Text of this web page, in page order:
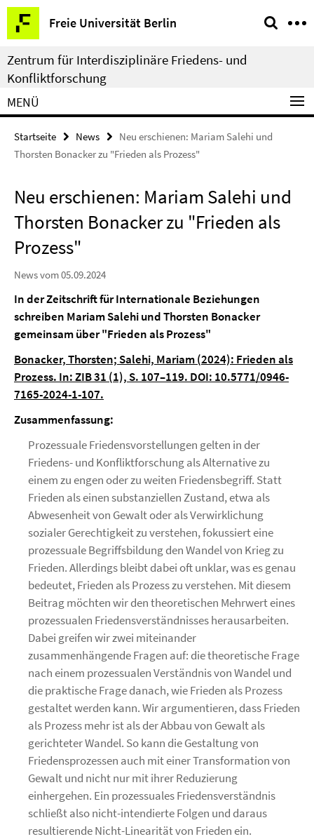
Springe
direkt
zu
Inhalt
Freie Universität Berlin
Service-
Navigation
Zentrum für Interdisziplinäre Friedens- und
Konfliktforschung
MENÜ
Startseite News
Neu erschienen: Mariam Salehi und
Thorsten Bonacker zu "Frieden als Prozess"
Neu erschienen: Mariam Salehi und
Thorsten Bonacker zu "Frieden als
Prozess"
News vom 05.09.2024
In der Zeitschrift für Internationale Beziehungen
schreiben Mariam Salehi und Thorsten Bonacker
gemeinsam über "Frieden als Prozess"
Bonacker, Thorsten; Salehi, Mariam (2024): Frieden als
Prozess. In: ZIB 31 (1), S. 107–119. DOI: 10.5771/0946-
7165-2024-1-107.
Zusammenfassung:
Prozessuale Friedensvorstellungen gelten in der
Friedens- und Konfliktforschung als Alternative zu
einem zu engen oder zu weiten Friedensbegriff. Statt
Frieden als einen substanziellen Zustand, etwa als
Abwesenheit von Gewalt oder als Verwirklichung
sozialer Gerechtigkeit zu verstehen, fokussiert eine
prozessuale Begriffsbildung den Wandel von Krieg zu
Frieden. Allerdings bleibt dabei oft unklar, was es genau
bedeutet, Frieden als Prozess zu verstehen. Mit diesem
Beitrag möchten wir den theoretischen Mehrwert eines
prozessualen Friedensverständnisses herausarbeiten.
Dabei greifen wir zwei miteinander
zusammenhängende Fragen auf: die theoretische Frage
nach einem prozessualen Verständnis von Wandel und
die praktische Frage danach, wie Frieden als Prozess
gestaltet werden kann. Wir argumentieren, dass Frieden
als Prozess mehr ist als der Abbau von Gewalt als
gerichteter Wandel. So kann die Gestaltung von
Friedensprozessen auch mit einer Transformation von
Gewalt und nicht nur mit ihrer Reduzierung
einhergehen. Ein prozessuales Friedensverständnis
schließt also nicht-intendierte Folgen und daraus
resultierende Nicht-Linearität von Frieden ein.